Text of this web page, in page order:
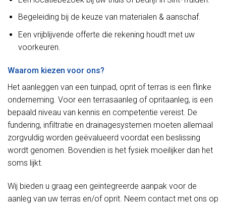
Begeleiding bij de keuze van materialen & aanschaf.
Een vrijblijvende offerte die rekening houdt met uw
voorkeuren.
Waarom kiezen voor ons?
Het aanleggen van een tuinpad, oprit of terras is een flinke
onderneming. Voor een terrasaanleg of opritaanleg, is een
bepaald niveau van kennis en competentie vereist. De
fundering, infiltratie en drainagesystemen moeten allemaal
zorgvuldig worden geëvalueerd voordat een beslissing
wordt genomen. Bovendien is het fysiek moeilijker dan het
soms lijkt.
Wij bieden u graag een geïntegreerde aanpak voor de
aanleg van uw terras en/of oprit. Neem contact met ons op